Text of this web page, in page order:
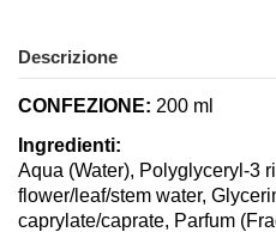
Descrizione
CONFEZIONE: 200 ml
Ingredienti:
Aqua (Water), Polyglyceryl-3
flower/leaf/stem water,
caprylate/caprate, Parfum